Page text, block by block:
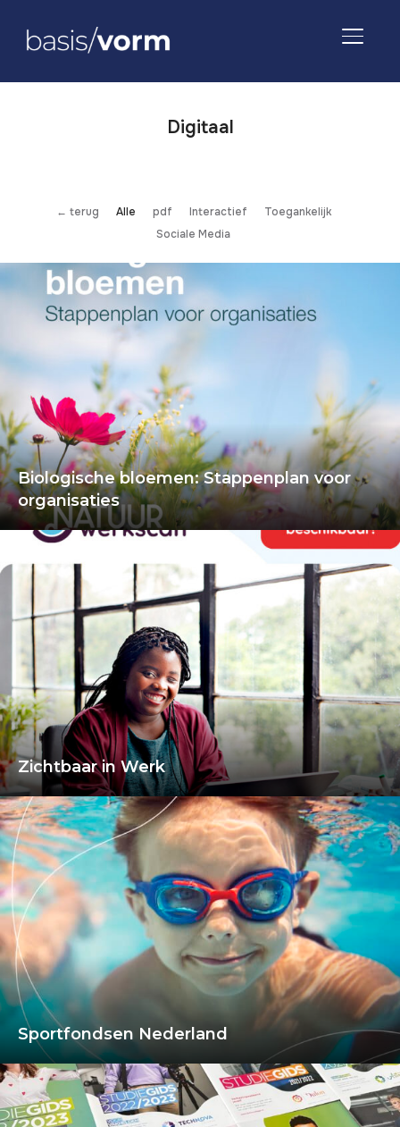
Digitaal
← terug Alle pdf Interactief
Toegankelijk
Sociale Media
Biologische bloemen: Stappenplan voor
organisaties
Zichtbaar in Werk
Sportfondsen Nederland